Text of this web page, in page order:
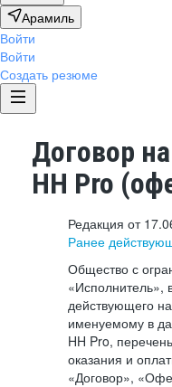
Арамиль
Войти
Войти
Создать резюме
Договор
HH Pro
Редакция от
Ранее
Общество с
«Исполнитель»,
действующего
именуемому в
HH Pro,
оказания и
«Договор»,